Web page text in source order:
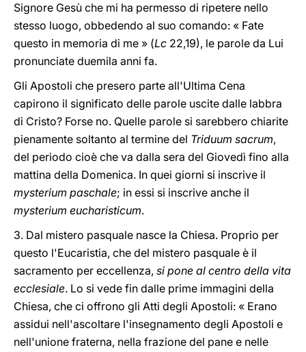
Signore Gesù che mi ha permesso di ripetere nello
stesso luogo, obbedendo al suo comando: « Fate
questo in memoria di me » (Lc 22,19), le parole da Lui
pronunciate duemila anni fa.
Gli Apostoli che presero parte all'Ultima Cena
capirono il significato delle parole uscite dalle labbra
di Cristo? Forse no. Quelle parole si sarebbero chiarite
pienamente soltanto al termine del Triduum sacrum,
del periodo cioè che va dalla sera del Giovedì fino alla
mattina della Domenica. In quei giorni si inscrive il
mysterium paschale; in essi si inscrive anche il
mysterium eucharisticum.
3. Dal mistero pasquale nasce la Chiesa. Proprio per
questo l'Eucaristia, che del mistero pasquale è il
sacramento per eccellenza, si pone al centro della vita
ecclesiale. Lo si vede fin dalle prime immagini della
Chiesa, che ci offrono gli Atti degli Apostoli: « Erano
assidui nell'ascoltare l'insegnamento degli Apostoli e
nell'unione fraterna, nella frazione del pane e nelle